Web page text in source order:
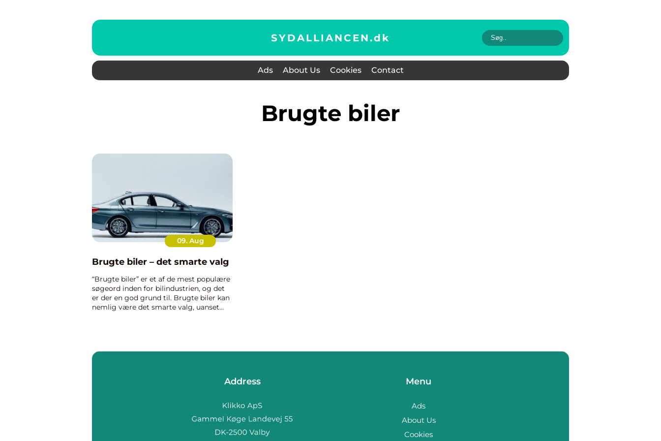
SYDALLIANCEN.dk
Ads About Us Cookies Contact
brugte biler
09. Aug
Brugte biler – det smarte valg
“Brugte biler” er et af de mest populære
søgeord inden for bilindustrien, og det
er der en god grund til. Brugte biler kan
nemlig være det smarte valg, uanset
Address Menu
Ads
About Us
Cookies